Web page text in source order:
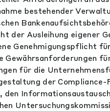
bestehender
der Ausleihung eigener
Genehmigungspflicht
Gewährsanforderungen
für die
der
den